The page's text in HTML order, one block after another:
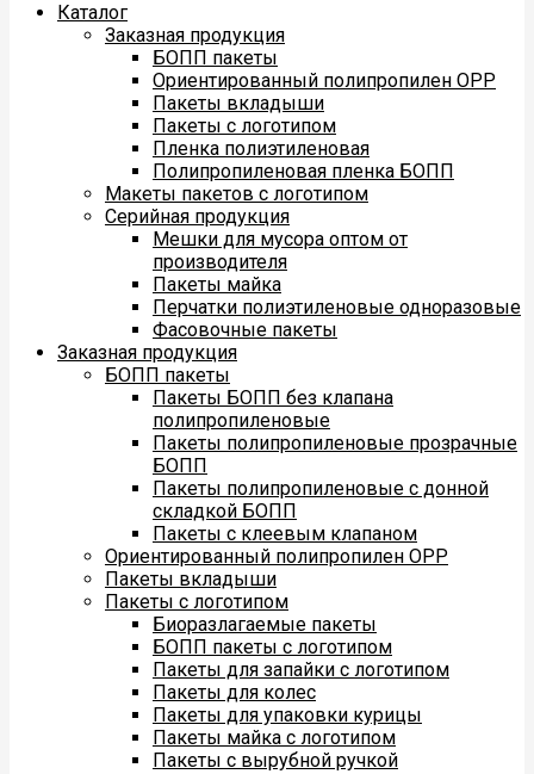
Каталог
Заказная продукция
БОПП пакеты
Ориентированный полипропилен ОРР
Пакеты вкладыши
Пакеты с логотипом
Пленка полиэтиленовая
Полипропиленовая пленка БОПП
Макеты пакетов с логотипом
Серийная продукция
Мешки для мусора оптом от
производителя
Пакеты майка
Перчатки полиэтиленовые одноразовые
Фасовочные пакеты
Заказная продукция
БОПП пакеты
Пакеты БОПП без клапана
полипропиленовые
Пакеты полипропиленовые прозрачные
БОПП
Пакеты полипропиленовые с донной
складкой БОПП
Пакеты с клеевым клапаном
Ориентированный полипропилен ОРР
Пакеты вкладыши
Пакеты с логотипом
Биоразлагаемые пакеты
БОПП пакеты с логотипом
Пакеты для запайки с логотипом
Пакеты для колес
Пакеты для упаковки курицы
Пакеты майка с логотипом
Пакеты с вырубной ручкой